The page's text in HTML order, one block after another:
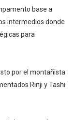
base a
intermedios donde
para
por el montañista
Rinji y Tashi